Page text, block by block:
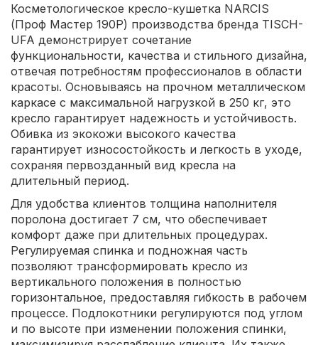
Косметологическое кресло-кушетка NARCIS
(Проф Мастер 190Р) производства бренда TISCH-
UFA демонстрирует сочетание
функциональности, качества и стильного дизайна,
отвечая потребностям профессионалов в области
красоты. Основываясь на прочном металлическом
каркасе с максимальной нагрузкой в 250 кг, это
кресло гарантирует надежность и устойчивость.
Обивка из экокожи высокого качества
гарантирует износостойкость и легкость в уходе,
сохраняя первозданный вид кресла на
длительный период.
Для удобства клиентов толщина наполнителя
поролона достигает 7 см, что обеспечивает
комфорт даже при длительных процедурах.
Регулируемая спинка и подножная часть
позволяют трансформировать кресло из
вертикального положения в полностью
горизонтальное, предоставляя гибкость в рабочем
процессе. Подлокотники регулируются под углом
и по высоте при изменении положения спинки,